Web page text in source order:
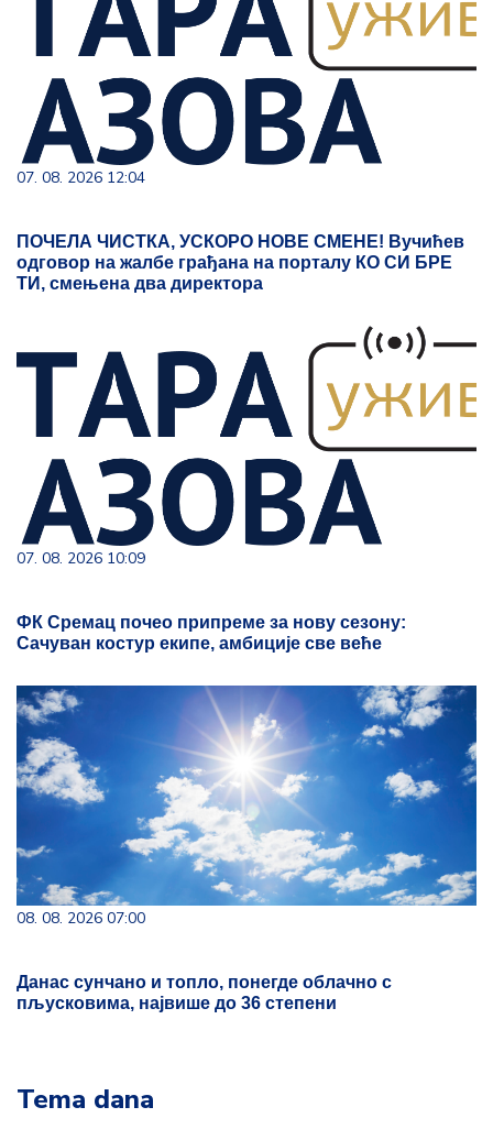
07. 08. 2026 12:04
ПОЧЕЛА ЧИСТКА, УСКОРО НОВЕ СМЕНЕ! Вучићев
одговор на жалбе грађана на порталу КО СИ БРЕ
ТИ, смењена два директора
07. 08. 2026 10:09
ФК Сремац почео припреме за нову сезону:
Сачуван костур екипе, амбиције све веће
08. 08. 2026 07:00
Данас сунчано и топло, понегде облачно с
пљусковима, највише до 36 степени
Tema dana